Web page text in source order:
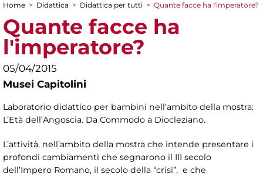
Tu sei qui
Home > Didattica > Didattica per tutti > Quante facce ha l'imperatore?
Quante facce ha
l'imperatore?
05/04/2015
Musei Capitolini
Laboratorio didattico per bambini nell'ambito della mostra:
L’Età dell’Angoscia. Da Commodo a Diocleziano.
L’attività, nell’ambito della mostra che intende presentare i
profondi cambiamenti che segnarono il III secolo
dell’Impero Romano, il secolo della “crisi”, e che